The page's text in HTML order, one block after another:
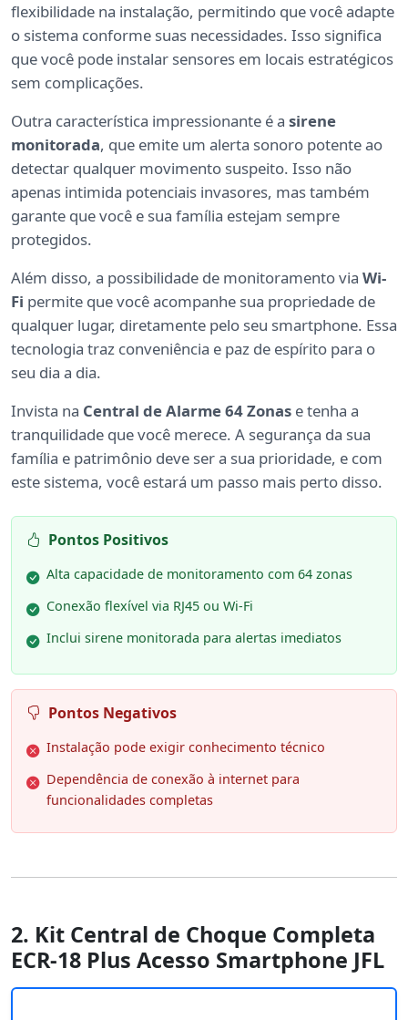
flexibilidade na instalação, permitindo que você adapte
o sistema conforme suas necessidades. Isso significa
que você pode instalar sensores em locais estratégicos
sem complicações.
Outra característica impressionante é a sirene
monitorada, que emite um alerta sonoro potente ao
detectar qualquer movimento suspeito. Isso não
apenas intimida potenciais invasores, mas também
garante que você e sua família estejam sempre
protegidos.
Além disso, a possibilidade de monitoramento via Wi-
Fi permite que você acompanhe sua propriedade de
qualquer lugar, diretamente pelo seu smartphone. Essa
tecnologia traz conveniência e paz de espírito para o
seu dia a dia.
Invista na Central de Alarme 64 Zonas e tenha a
tranquilidade que você merece. A segurança da sua
família e patrimônio deve ser a sua prioridade, e com
este sistema, você estará um passo mais perto disso.
Pontos Positivos
Alta capacidade de monitoramento com 64 zonas
Conexão flexível via RJ45 ou Wi-Fi
Inclui sirene monitorada para alertas imediatos
Pontos Negativos
Instalação pode exigir conhecimento técnico
Dependência de conexão à internet para
funcionalidades completas
2. Kit Central de Choque Completa
ECR-18 Plus Acesso Smartphone JFL